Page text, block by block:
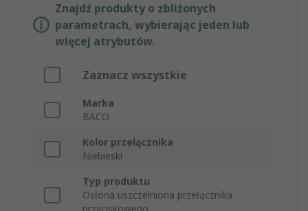
Znajdź produkty o zbliżonych
parametrach, wybierając jeden lub
więcej atrybutów.
Zaznacz wszystkie
Marka
BACO
Kolor przełącznika
Niebieski
Typ produktu
Osłona uszczelniona przełącznika